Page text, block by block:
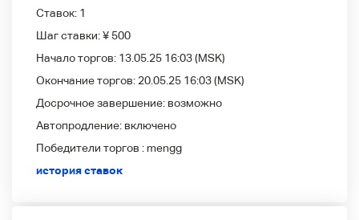
Ставок: 1
Шаг ставки:¥ 500
Начало торгов: 13.05.25 16:03(MSK)
Окончание торгов: 20.05.25 16:03(MSK)
Досрочное завершение: возможно
Автопродление: включено
Победители
торгов : mengg
история ставок